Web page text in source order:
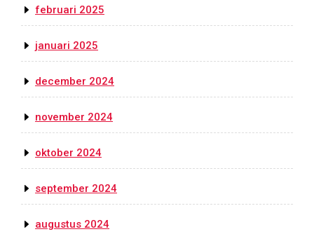
februari 2025
januari 2025
december 2024
november 2024
oktober 2024
september 2024
augustus 2024